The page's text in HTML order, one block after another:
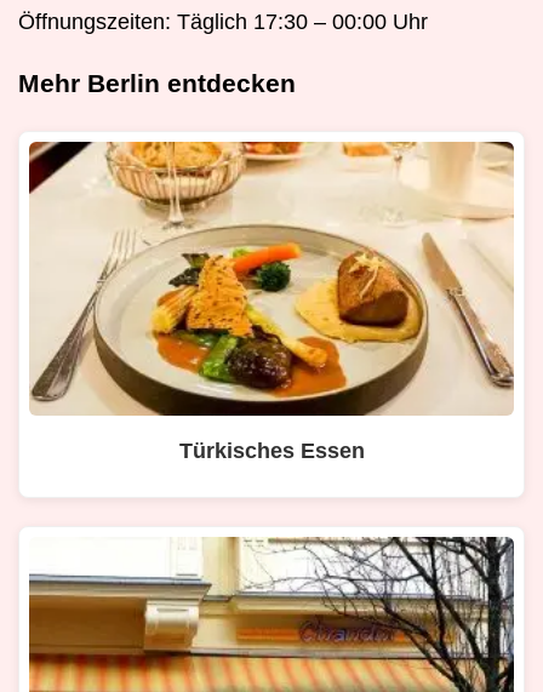
Öffnungszeiten: Täglich 17:30 – 00:00 Uhr
Mehr Berlin entdecken
Türkisches Essen